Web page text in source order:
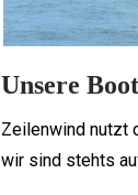
Unsere
Zeilenwind nutzt
wir sind stehts